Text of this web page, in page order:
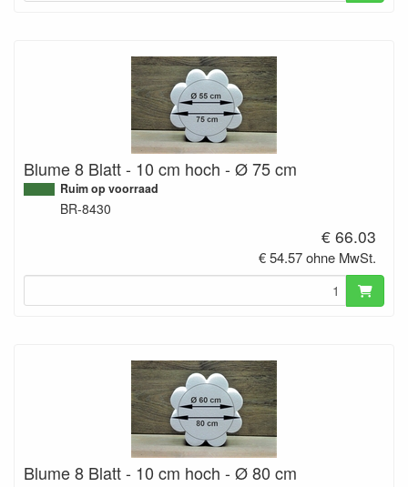
Blume 8 Blatt - 10 cm hoch - Ø 75 cm
Ruim op voorraad
BR-8430
€ 66.03
€ 54.57 ohne MwSt.
Blume 8 Blatt - 10 cm hoch - Ø 80 cm